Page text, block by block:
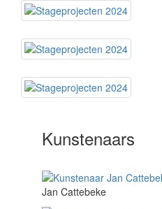
Kunstenaars
Jan Cattebeke